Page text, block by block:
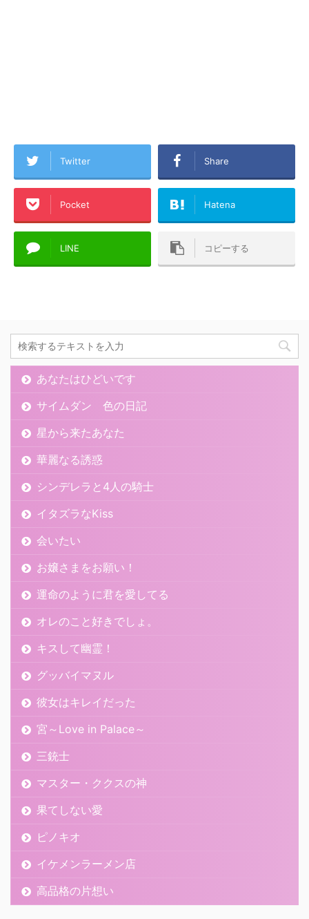
Twitter Share
Pocket Hatena
LINE コピーする
あなたはひどいです
サイムダン 色の日記
星から来たあなた
華麗なる誘惑
シンデレラと4人の騎士
イタズラなKiss
会いたい
お嬢さまをお願い！
運命のように君を愛してる
オレのこと好きでしょ。
キスして幽霊！
グッバイマヌル
彼女はキレイだった
宮～Love in Palace～
三銃士
マスター・ククスの神
果てしない愛
ピノキオ
イケメンラーメン店
高品格の片想い